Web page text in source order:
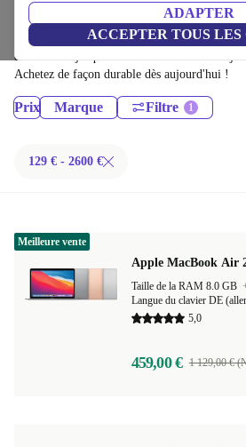
ADAPTER
ACCEPTER TOUS LES
Ordinateurs portables:
Ordinateurs portables certifiés reconditionnés
économisez jusqu'à 40 %. Retours sous 30
Achetez de façon durable dès aujourd'hui !
Prix Marque Filtre
129 € - 2600 €
Apple MacBook Air
Taille de la RAM 8.0 GB
Langue du clavier DE
5,0
459,00 € 1 129,00 €
Meilleure vente